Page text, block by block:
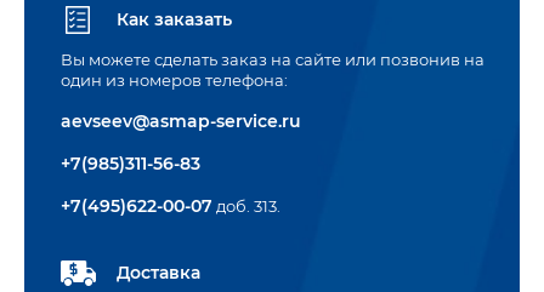
Как заказать
Вы можете сделать заказ на сайте или позвонив на
один из номеров телефона:
aevseev@asmap-service.ru
+7(985)311-56-83
+7(495)622-00-07 доб. 313.
Доставка